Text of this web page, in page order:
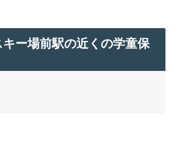
キー場前駅の近くの学童保